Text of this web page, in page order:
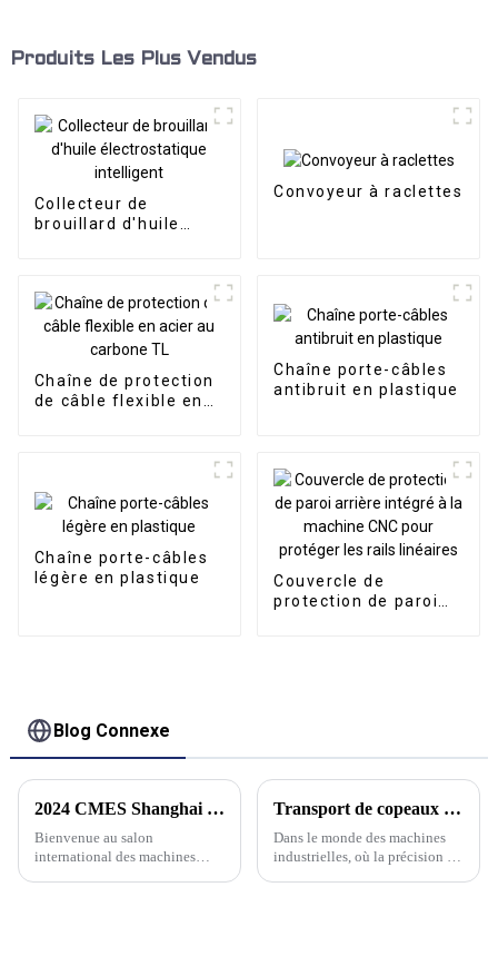
Produits Les Plus Vendus
Collecteur de
brouillard d'huile
Convoyeur à raclettes
Chaîne de protection
de câble flexible en
Chaîne porte-câbles
antibruit en plastique
Chaîne porte-câbles
légère en plastique
Couvercle de
protection de paroi
Blog Connexe
2024 CMES Shanghai - Bienvenue sur notre stand 4D34
Bienvenue au salon
international des machines
Transport de copeaux robuste : convoyeurs de copeaux métalliques robustes pour applications exigeantes
Dans le monde des machines
industrielles, où la précision et